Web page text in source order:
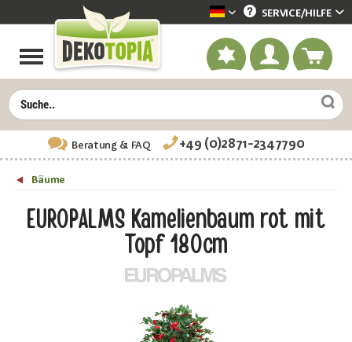
Dekotopia deutsch
SERVICE/HILFE
Beratung& FAQ +49 (0)2871-2347790
Bäume
EUROPALMS Kamelienbaum rot mit
Topf 180cm